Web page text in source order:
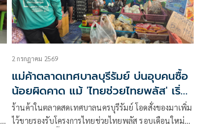
2 กรกฎาคม 2569
แม่ค้าตลาดเทศบาลบุรีรัมย์ บ่นอุบคนซื้อ
น้อยผิดคาด แม้ 'ไทยช่วยไทยพลัส' เริ่ม
รอบใหม่
ร้านค้าในตลาดสดเทศบาลนครบุรีรัมย์ โอดสั่งของมาเพิ่ม
ไว้ขายรองรับโครงการไทยช่วยไทยพลัส รอบเดือนใหม่